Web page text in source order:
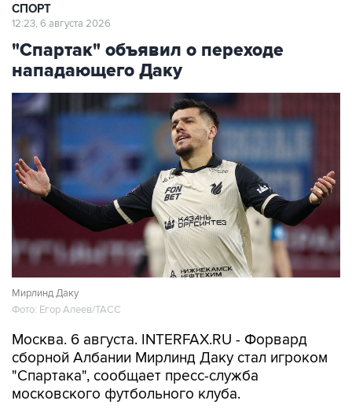
СПОРТ
12:23, 6 августа 2026
"Спартак" объявил о переходе
нападающего Даку
Мирлинд Даку
Фото: Егор Алеев/ТАСС
Москва. 6 августа. INTERFAX.RU - Форвард
сборной Албании Мирлинд Даку стал игроком
"Спартака", сообщает пресс-служба
московского футбольного клуба.